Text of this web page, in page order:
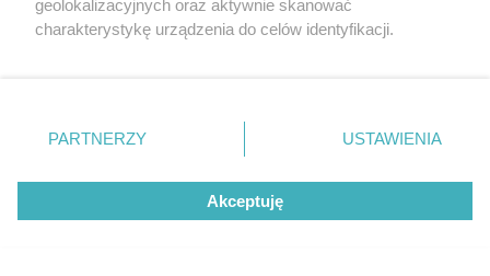
tym także elektroniczny lub mechaniczny) na jakimkolwiek polu
eksploatacji w jakiejkolwiek formie, włącznie z umieszczaniem w
geolokalizacyjnych oraz aktywnie skanować
charakterystykę urządzenia do celów identyfikacji.
zmienić/wycofać klikając przycisk ustawień prywatności
znajdujący się w lewym dolnym rogu strony
rodzaje przetwarzania danych nie wymagają zgody
użytkownika, ale masz prawo sprzeciwić się takiemu
przetwarzaniu. Preferencje będą miały zastosowanie tylko
PARTNERZY USTAWIENIA
Akceptuję